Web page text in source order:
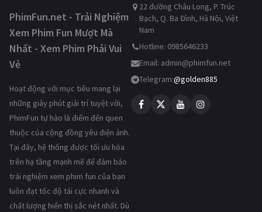
PhimFun.net - Trải Nghiệm
Xem Phim Fun Mượt Mà
Nhất - Xem Phim Phải Vui
Vẻ
Hoạt động với mục tiêu mang lại
những giây phút giải trí tuyệt vời,
PhimFun tự hào là điểm đến quen
thuộc của cộng đồng yêu điện ảnh.
Tại đây, hệ thống được tối ưu hóa
trên hạ tầng mạnh mẽ để đảm bảo
trải nghiệm xem phim fun của bạn
luôn đạt tốc độ tải cực nhanh và
chất lượng hiển thị sắc nét nhất. Dù
22 đường Châu Long, P. Trúc
Bạch, Q. Ba Đình, Hà Nội, Việt
Nam
Hotline: 0985646233
Email: admin@phimfun.net
Telegram:@golden885